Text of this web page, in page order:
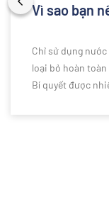
Vì sao bạn
Chỉ sử dụng
loại bỏ hoàn
Bí quyết được